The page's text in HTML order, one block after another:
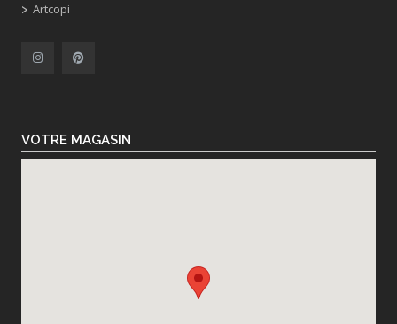
Artcopi
VOTRE MAGASIN